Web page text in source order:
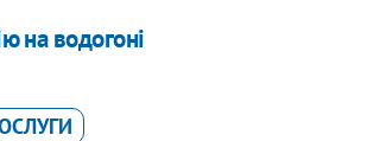
на водогоні